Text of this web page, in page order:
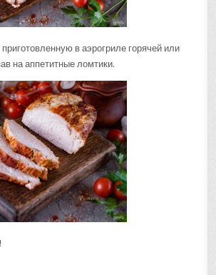
в аэрогриле горячей или
на аппетитные ломтики.